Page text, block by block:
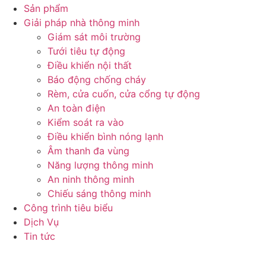
Sản phẩm
Giải pháp nhà thông minh
Giám sát môi trường
Tưới tiêu tự động
Điều khiển nội thất
Báo động chống cháy
Rèm, cửa cuốn, cửa cổng tự động
An toàn điện
Kiểm soát ra vào
Điều khiển bình nóng lạnh
Âm thanh đa vùng
Năng lượng thông minh
An ninh thông minh
Chiếu sáng thông minh
Công trình tiêu biểu
Dịch Vụ
Tin tức